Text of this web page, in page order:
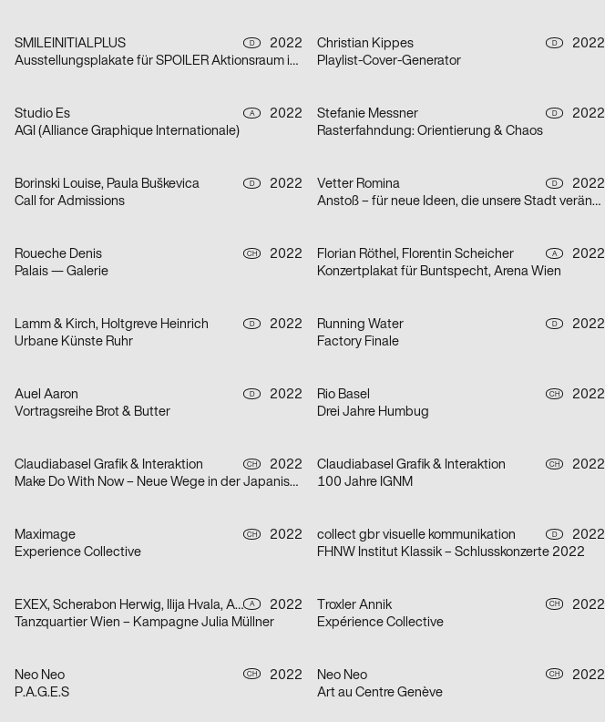
SMILEINITIALPLUS D
2022
Ausstellungsplakate für SPOILER Aktionsraum in Berlin
Christian Kippes D
2022
Playlist-Cover-Generator
Studio Es A
2022
AGI (Alliance Graphique Internationale)
Stefanie Messner D
2022
Rasterfahndung: Orientierung & Chaos
Borinski Louise, Paula Buškevica D
2022
Call for Admissions
Vetter Romina D
2022
Anstoß – für neue Ideen, die unsere Stadt verändern
Roueche Denis CH
2022
Palais — Galerie
Florian Röthel, Florentin Scheicher A
2022
Konzertplakat für Buntspecht, Arena Wien
Lamm & Kirch, Holtgreve Heinrich D
2022
Urbane Künste Ruhr
Running Water D
2022
Factory Finale
Auel Aaron D
2022
Vortragsreihe Brot & Butter
Rio Basel CH
2022
Drei Jahre Humbug
Claudiabasel Grafik & Interaktion CH
2022
Make Do With Now – Neue Wege in der Japanischen Architektur
Claudiabasel Grafik & Interaktion CH
2022
100 Jahre IGNM
Maximage CH
2022
Experience Collective
collect gbr visuelle kommunikation D
2022
FHNW Institut Klassik – Schlusskonzerte 2022
EXEX, Scherabon Herwig, Ilija Hvala, Anouk Rehorek, Erli Grünzweil, Joshua Alena Mallek A
2022
Tanzquartier Wien – Kampagne Julia Müllner
Troxler Annik CH
2022
Expérience Collective
Neo Neo CH
2022
P.A.G.E.S
Neo Neo CH
2022
Art au Centre Genève